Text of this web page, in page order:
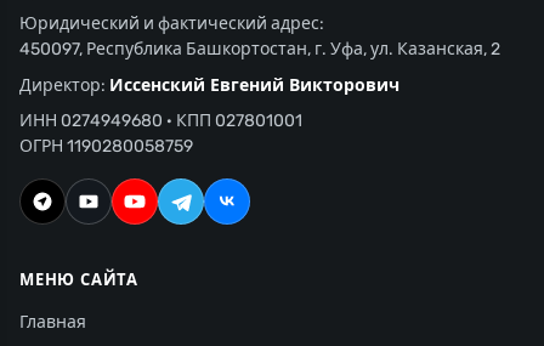
Юридический и фактический адрес:
450097, Республика Башкортостан, г. Уфа, ул. Казанская, 2
Директор: Иссенский Евгений Викторович
ИНН 0274949680 · КПП 027801001
ОГРН 1190280058759
МЕНЮ САЙТА
Главная